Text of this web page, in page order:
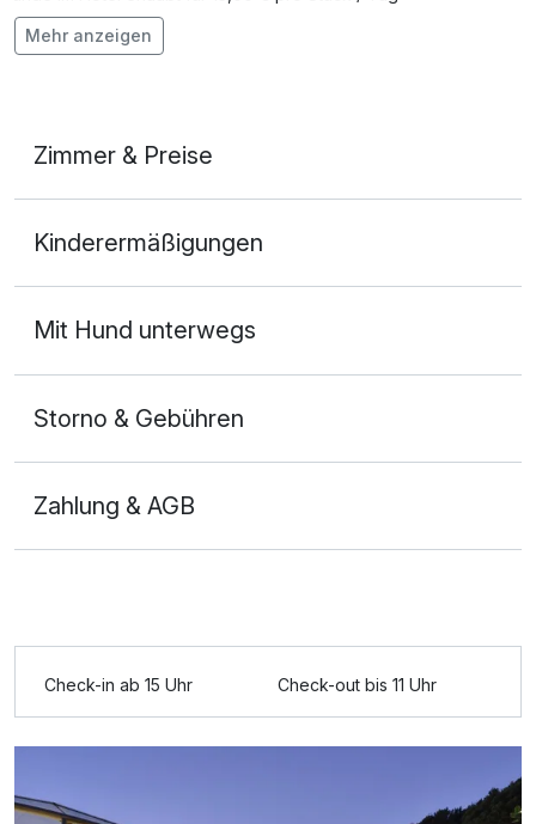
Auch vegetarische Speisen
Zimmerservice verfügbar
Mehr anzeigen
Zimmer & Preise
2 Erwachsene und 2 Kinder
Kinderermäßigungen
Mit Hund unterwegs
Storno & Gebühren
Zahlung & AGB
Check-in ab 15 Uhr Check-out bis 11 Uhr